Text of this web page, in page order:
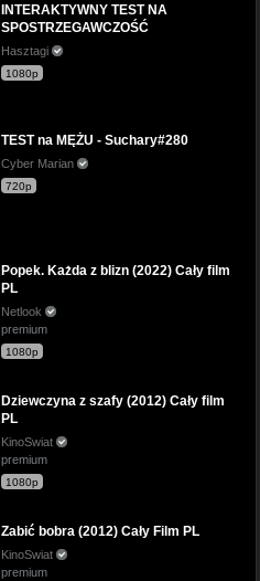
INTERAKTYWNY TEST NA
SPOSTRZEGAWCZOŚĆ
Hasztagi
1080p
TEST na MĘŻU - Suchary#280
Cyber Marian
720p
Popek. Każda z blizn (2022) Cały film
PL
Netlook
premium
1080p
Dziewczyna z szafy (2012) Cały film
PL
KinoSwiat
premium
1080p
Zabić bobra (2012) Cały Film PL
KinoSwiat
premium